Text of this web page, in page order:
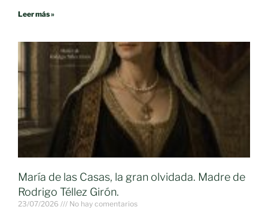
Leer más »
María de las Casas, la gran olvidada. Madre de
Rodrigo Téllez Girón.
23/07/2026 No hay comentarios